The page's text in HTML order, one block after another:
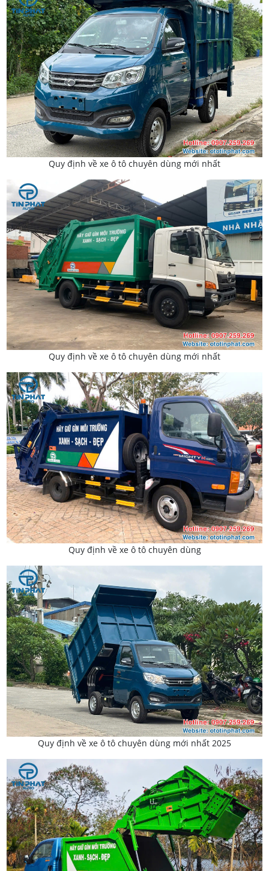
Quy định về xe ô tô chuyên dùng mới nhất
Quy định về xe ô tô chuyên dùng mới nhất
Quy định về xe ô tô chuyên dùng
Quy định về xe ô tô chuyên dùng mới nhất 2025